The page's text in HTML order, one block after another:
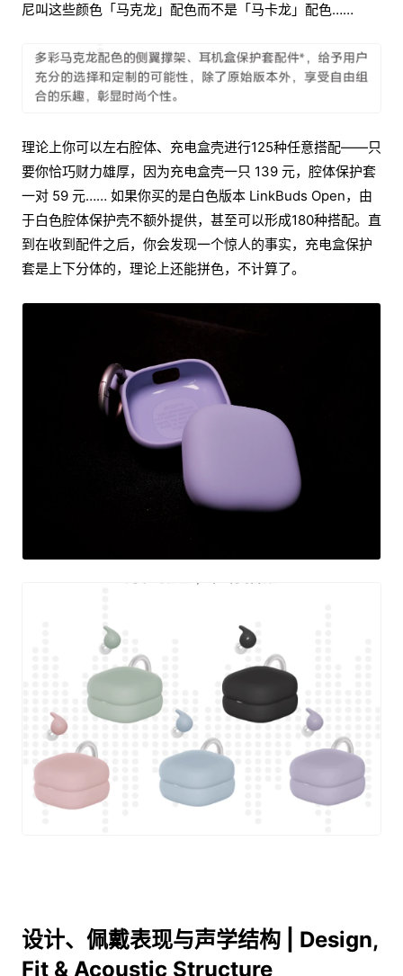
尼叫这些颜色「马克龙」配色而不是「马卡龙」配色……
理论上你可以左右腔体、充电盒壳进行125种任意搭配——只
要你恰巧财力雄厚，因为充电盒壳一只 139 元，腔体保护套
一对 59 元…… 如果你买的是白色版本 LinkBuds Open，由
于白色腔体保护壳不额外提供，甚至可以形成180种搭配。直
到在收到配件之后，你会发现一个惊人的事实，充电盒保护
套是上下分体的，理论上还能拼色，不计算了。
设计、佩戴表现与声学结构 | Design,
Fit & Acoustic Structure